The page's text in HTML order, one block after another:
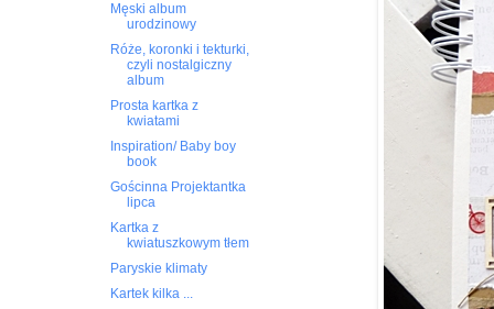
Męski album
urodzinowy
Róże, koronki i tekturki,
czyli nostalgiczny
album
Prosta kartka z
kwiatami
Inspiration/ Baby boy
book
Gościnna Projektantka
lipca
Kartka z
kwiatuszkowym tłem
Paryskie klimaty
Kartek kilka ...